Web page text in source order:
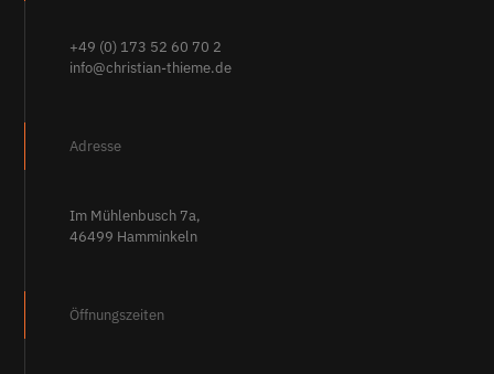
+49 (0) 173 52 60 70 2
info@christian-thieme.de
Adresse
Im Mühlenbusch 7a,
46499 Hamminkeln
Öffnungszeiten